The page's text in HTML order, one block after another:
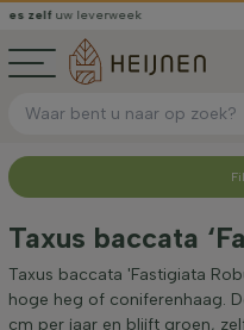
uw leverweek
Sorteer op
Hoogte bij levering (cm)
Taxus baccata
Taxus baccata 'Fastigiata
hoge heg of coniferenhaag.
cm per jaar en blijft groen,